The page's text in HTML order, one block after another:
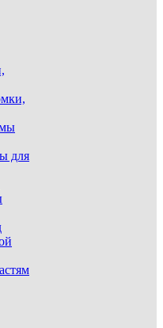
для